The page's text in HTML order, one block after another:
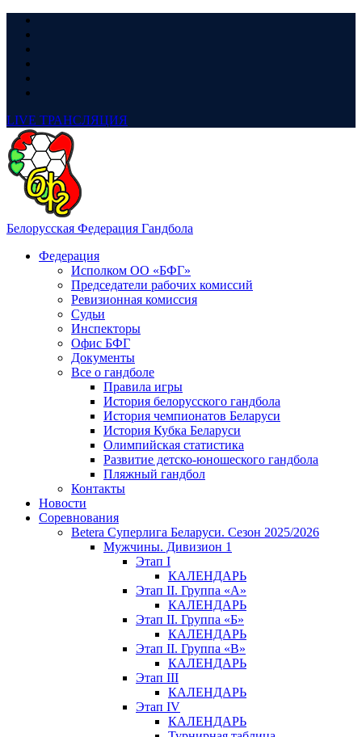
LIVE ТРАНСЛЯЦИЯ
Белорусская Федерация Гандбола
Федерация
Исполком ОО «БФГ»
Председатели рабочих комиссий
Ревизионная комиссия
Судьи
Инспекторы
Офис БФГ
Документы
Все о гандболе
Правила игры
История белорусского гандбола
История чемпионатов Беларуси
История Кубка Беларуси
Олимпийская статистика
Развитие детско-юношеского гандбола
Пляжный гандбол
Контакты
Новости
Соревнования
Betera Суперлига Беларуси. Сезон 2025/2026
Мужчины. Дивизион 1
Этап I
КАЛЕНДАРЬ
Этап II. Группа «А»
КАЛЕНДАРЬ
Этап II. Группа «Б»
КАЛЕНДАРЬ
Этап II. Группа «В»
КАЛЕНДАРЬ
Этап III
КАЛЕНДАРЬ
Этап IV
КАЛЕНДАРЬ